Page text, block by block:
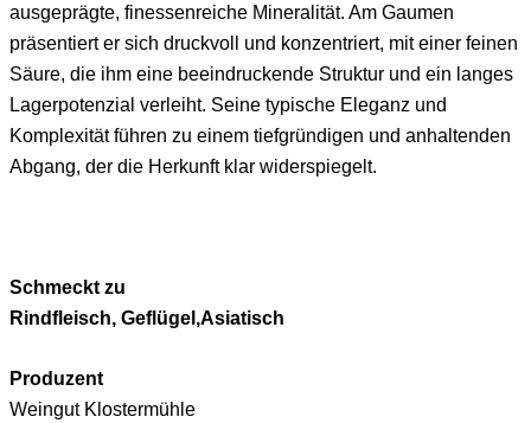
ausgeprägte, finessenreiche Mineralität. Am Gaumen
präsentiert er sich druckvoll und konzentriert, mit einer feinen
Säure, die ihm eine beeindruckende Struktur und ein langes
Lagerpotenzial verleiht. Seine typische Eleganz und
Komplexität führen zu einem tiefgründigen und anhaltenden
Abgang, der die Herkunft klar widerspiegelt.
Schmeckt zu
Rindfleisch, Geflügel,Asiatisch
Produzent
Weingut Klostermühle